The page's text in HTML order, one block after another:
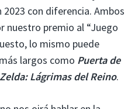
con diferencia. Ambos
nuestro premio al “Juego
lo mismo puede
largos como Puerta de
Lágrimas del Reino.